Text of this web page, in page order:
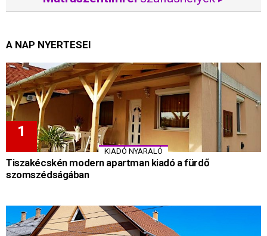
A NAP NYERTESEI
KIADÓ NYARALÓ
Tiszakécskén modern apartman kiadó a fürdő
szomszédságában